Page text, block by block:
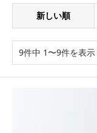
新しい順
9件中 1〜9件を表示